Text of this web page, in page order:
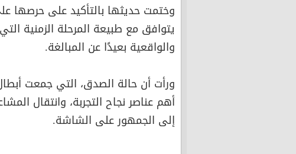
وختمت حديثها بالتأكيد على
يتوافق مع طبيعة المرحلة الزمنية
والواقعية بعيدًا عن المبالغة.
ورأت أن حالة الصدق، التي جمعت
أهم عناصر نجاح التجربة، وانتقال
إلى الجمهور على الشاشة.